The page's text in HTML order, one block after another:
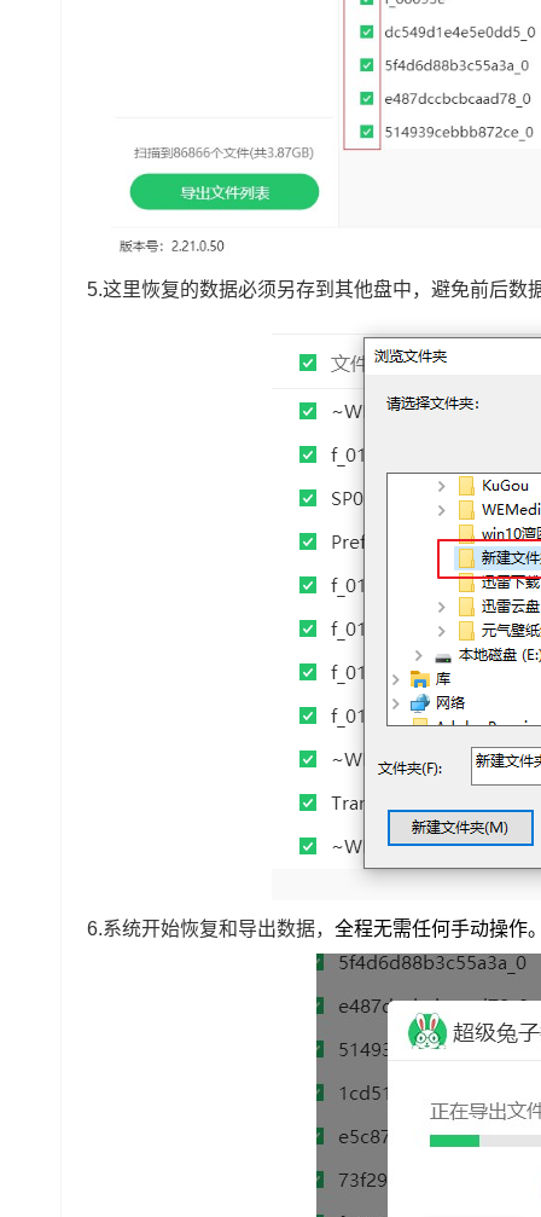
5.这里恢复的数据必须另存到其他盘中，避免前后数
6.系统开始恢复和导出数据， 全程无需任何手动操作